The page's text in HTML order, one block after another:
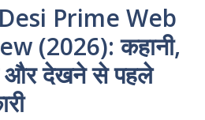
Prime Web
(2026): कहानी,
और देखने से पहले